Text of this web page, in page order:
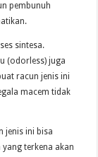
pembunuh
sintesa.
(odorless) juga
racun jenis ini
macem tidak
jenis ini bisa
terkena akan